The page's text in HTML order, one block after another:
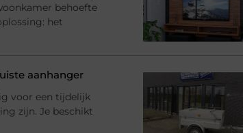
behoefte
het
aanhanger
voor een tijdelijk
zijn. Je beschikt